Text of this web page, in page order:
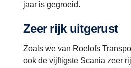
jaar is gegroeid.
Zeer rijk uitgerust
Zoals we van Roelofs
ook de vijftigste Scania zeer